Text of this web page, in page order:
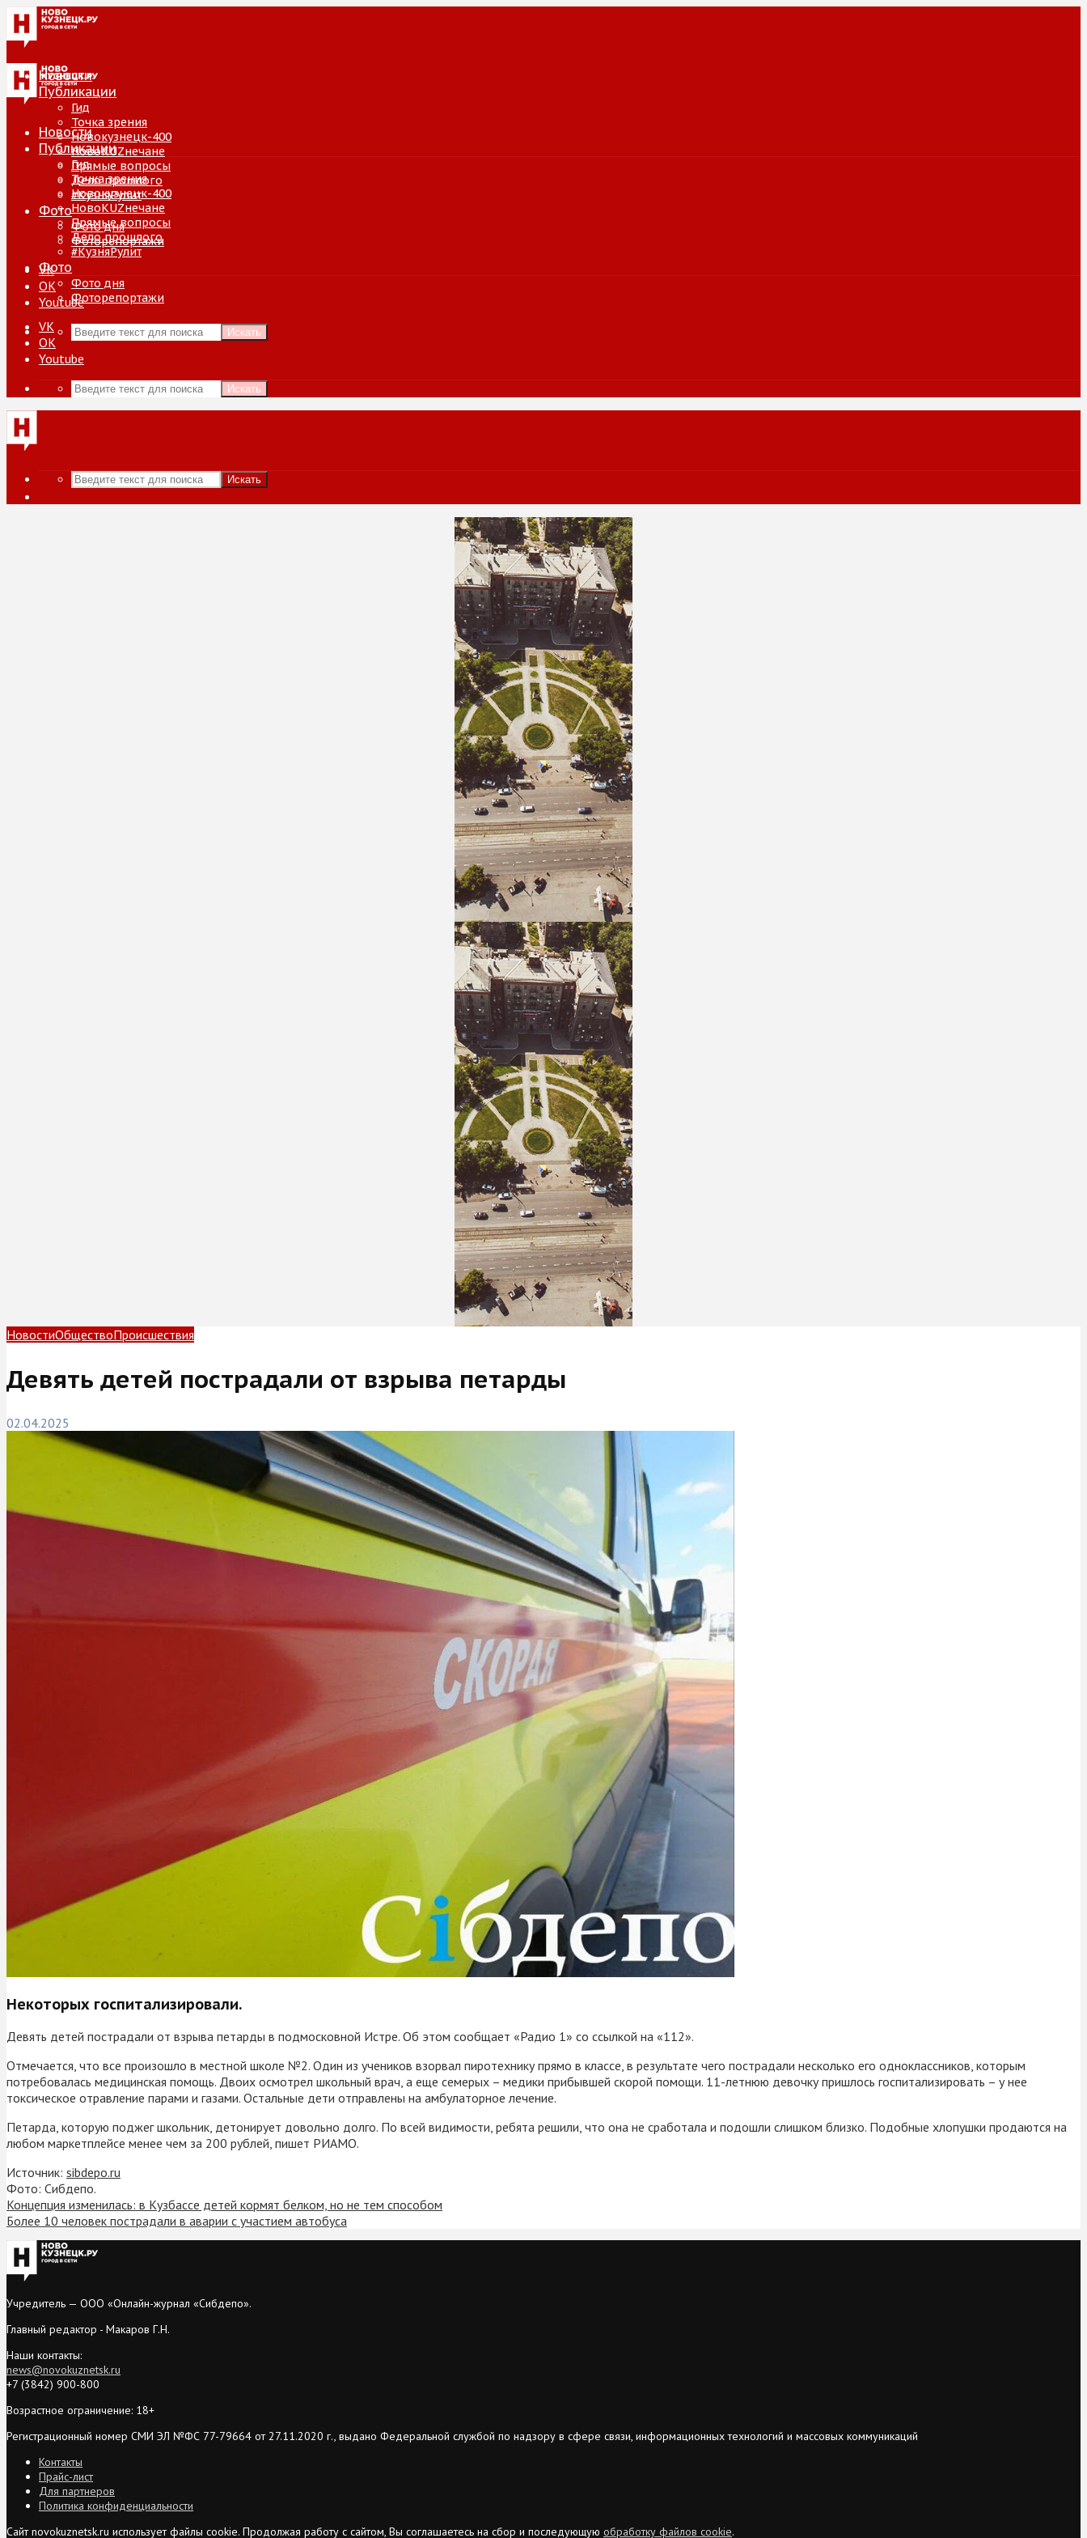
Новости
Публикации
Гид
Точка зрения
Новокузнецк-400
НовоKUZнечане
Прямые вопросы
Дело прошлого
#КузняРулит
Фото
Фото дня
Фоторепортажи
VK
ОК
Youtube
Искать
Новости
Публикации
Гид
Точка зрения
Новокузнецк-400
НовоKUZнечане
Прямые вопросы
Дело прошлого
#КузняРулит
Фото
Фото дня
Фоторепортажи
VK
ОК
Youtube
Искать
Искать
НовостиОбществоПроисшествия
Девять детей пострадали от взрыва петарды
02.04.2025
Некоторых госпитализировали.
Девять детей пострадали от взрыва петарды в подмосковной Истре. Об этом сообщает «Радио 1» со ссылкой на «112».
Отмечается, что все произошло в местной школе №2. Один из учеников взорвал пиротехнику прямо в классе, в результате чего пострадали несколько его одноклассников, которым
потребовалась медицинская помощь. Двоих осмотрел школьный врач, а еще семерых – медики прибывшей скорой помощи. 11-летнюю девочку пришлось госпитализировать – у нее
токсическое отравление парами и газами. Остальные дети отправлены на амбулаторное лечение.
Петарда, которую поджег школьник, детонирует довольно долго. По всей видимости, ребята решили, что она не сработала и подошли слишком близко. Подобные хлопушки продаются на
любом маркетплейсе менее чем за 200 рублей, пишет РИАМО.
Источник: sibdepo.ru
Фото: Сибдепо.
Концепция изменилась: в Кузбассе детей кормят белком, но не тем способом
Более 10 человек пострадали в аварии с участием автобуса
Учредитель — ООО «Онлайн-журнал «Сибдепо».
Главный редактор - Макаров Г.Н.
Наши контакты:
news@novokuznetsk.ru
+7 (3842) 900-800
Возрастное ограничение: 18+
Регистрационный номер СМИ ЭЛ №ФС 77-79664 от 27.11.2020 г., выдано Федеральной службой по надзору в сфере связи, информационных технологий и массовых коммуникаций
Контакты
Прайс-лист
Для партнеров
Политика конфиденциальности
Сайт novokuznetsk.ru использует файлы cookie. Продолжая работу с сайтом, Вы соглашаетесь на сбор и последующую обработку файлов cookie.